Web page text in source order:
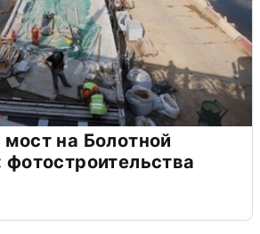
на Болотной